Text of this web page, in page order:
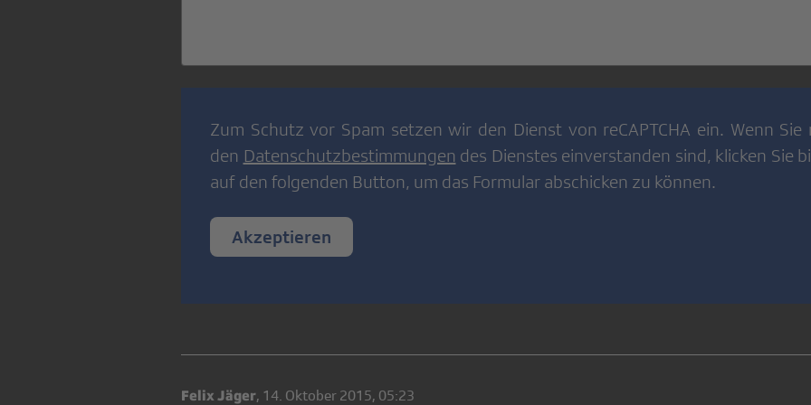
Zum Schutz vor Spam setzen wir den Dienst von reCAPTCHA ein. Wenn Sie
den Datenschutzbestimmungen des Dienstes einverstanden sind, klicken Sie
auf den folgenden Button, um das Formular abschicken zu können.
Akzeptieren
Felix Jäger, 14. Oktober 2015, 05:23